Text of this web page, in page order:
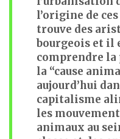
l’origine de
trouve des
bourgeois et il
comprendre la
la “cause
aujourd’hui
capitalisme
les
animaux au